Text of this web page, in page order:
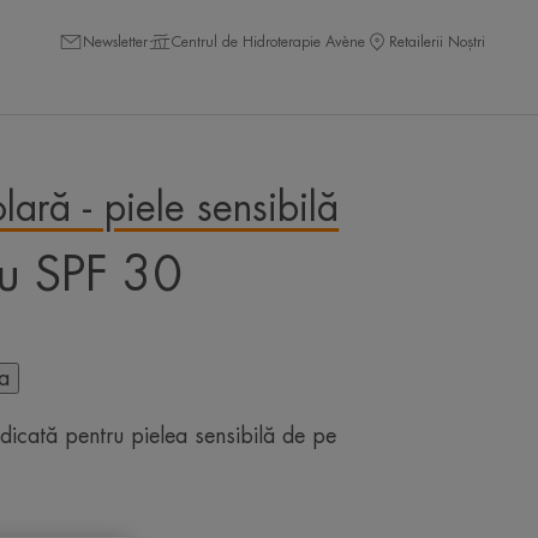
Newsletter Centrul de Hidroterapie Avène Retailerii Noștri
- piele sensibilă
SPF 30
pentru pielea sensibilă de pe